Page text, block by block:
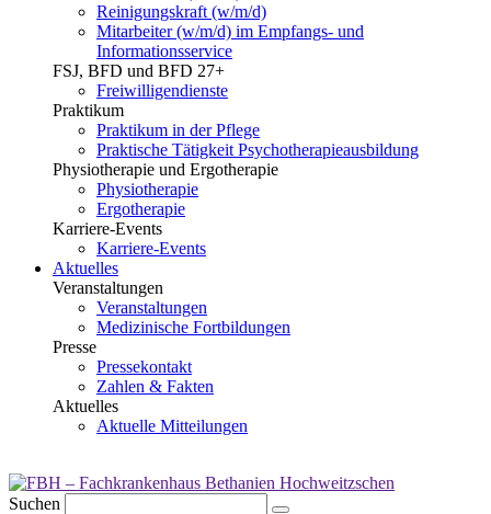
Reinigungskraft (w/m/d)
Mitarbeiter (w/m/d) im Empfangs- und
Informationsservice
FSJ, BFD und BFD 27+
Freiwilligendienste
Praktikum
Praktikum in der Pflege
Praktische Tätigkeit Psychotherapieausbildung
Physiotherapie und Ergotherapie
Physiotherapie
Ergotherapie
Karriere-Events
Karriere-Events
Aktuelles
Veranstaltungen
Veranstaltungen
Medizinische Fortbildungen
Presse
Pressekontakt
Zahlen & Fakten
Aktuelles
Aktuelle Mitteilungen
Suchen